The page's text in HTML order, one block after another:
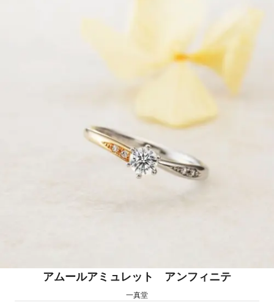
アムールアミュレット アンフィニテ
一真堂